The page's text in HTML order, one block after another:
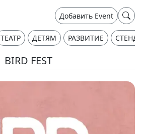
Добавить Event
ТЕАТР ДЕТЯМ РАЗВИТИЕ
BIRD FEST